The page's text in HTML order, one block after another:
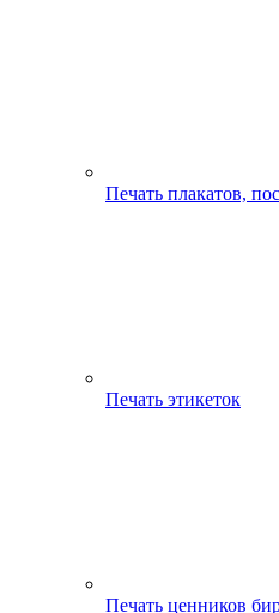
Печать плакатов,
Печать этикеток
Печать ценников